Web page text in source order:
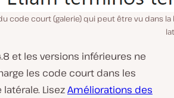
du code court (galerie) qui peut être vu dans la
et les versions inférieures ne
les code court dans les
LisezAméliorations des